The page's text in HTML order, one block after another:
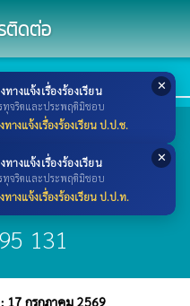
✕
ทางแจ้งเรื่องร้องเรียน
ทุจริตและประพฤติมิชอบ
ทางแจ้งเรื่องร้องเรียน ป.ป.ช.
✕
ทางแจ้งเรื่องร้องเรียน
ทุจริตและประพฤติมิชอบ
ทางแจ้งเรื่องร้องเรียน ป.ป.ท.
ติดต่อ
131
17 กรกฎาคม 2569